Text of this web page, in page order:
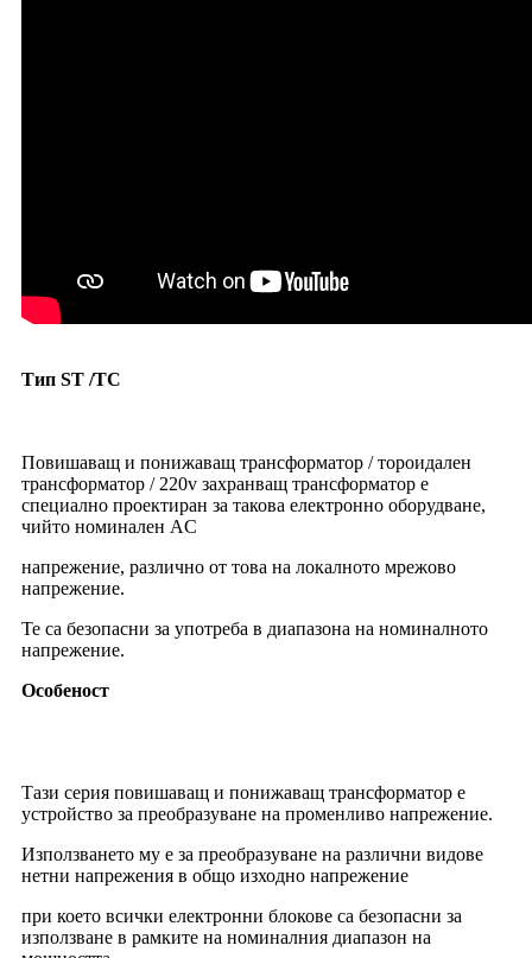
Тип ST /TC
Повишаващ и понижаващ трансформатор / тороидален
трансформатор / 220v захранващ трансформатор е
специално проектиран за такова електронно оборудване,
чийто номинален AC
напрежение, различно от това на локалното мрежово
напрежение.
Те са безопасни за употреба в диапазона на номиналното
напрежение.
Особеност
Тази серия повишаващ и понижаващ трансформатор е
устройство за преобразуване на променливо напрежение.
Използването му е за преобразуване на различни видове
нетни напрежения в общо изходно напрежение
при което всички електронни блокове са безопасни за
използване в рамките на номиналния диапазон на